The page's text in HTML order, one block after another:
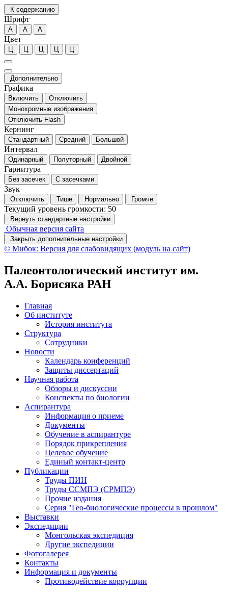
К содержанию
Шрифт
А А А
Цвет
Ц Ц Ц Ц Ц
Дополнительно
Графика
Включить
Отключить
Монохромные изображения
Отключить Flash
Кернинг
Стандартный Средний Большой
Интервал
Одинарный Полуторный Двойной
Гарнитура
Без засечек С засечками
Звук
Отключить Тише Нормально Громче
Текущий уровень громкости: 50
Вернуть стандартные настройки
Обычная версия сайта
Закрыть дополнительные настройки
© Мибок: Версия для слабовидящих (модуль на сайт)
Палеонтологический институт им.
А.А. Борисяка РАН
Главная
Об институте
История института
Структура
Сотрудники
Новости
Календарь конференций
Защиты диссертаций
Научная работа
Обзоры и дискуссии
Конспекты по биологии
Аспирантура
Информация о приеме
Документы
Обучение в аспирантуре
Порядок прикрепления
Целевое обучение
Единый контакт-центр
Публикации
Труды ПИН
Труды ССМПЭ (СРМПЭ)
Прочие издания
Серия "Гео-биологические процессы в прошлом"
Выставки
Экспедиции
Монгольская экспедиция
Другие экспедиции
Фотогалерея
Контакты
Информация и документы
Противодействие коррупции